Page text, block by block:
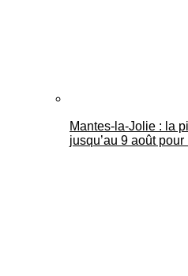
Mantes-la-Jolie : la
jusqu’au 9 août